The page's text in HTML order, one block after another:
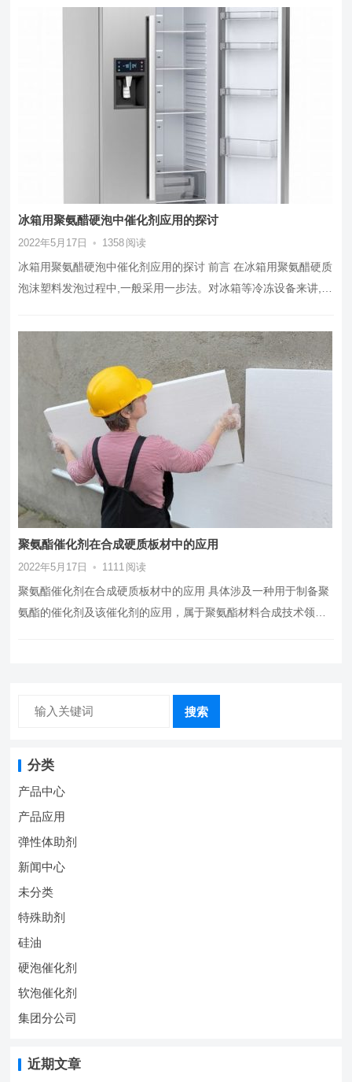
冰箱用聚氨醋硬泡中催化剂应用的探讨
2022年5月17日 • 1358 阅读
冰箱用聚氨醋硬泡中催化剂应用的探讨 前言 在冰箱用聚氨醋硬质
泡沫塑料发泡过程中,一般采用一步法。对冰箱等冷冻设备来讲,泡
聚氨酯催化剂在合成硬质板材中的应用
2022年5月17日 • 1111 阅读
聚氨酯催化剂在合成硬质板材中的应用 具体涉及一种用于制备聚
氨酯的催化剂及该催化剂的应用，属于聚氨酯材料合成技术领
搜索
分类
产品中心
产品应用
弹性体助剂
新闻中心
未分类
特殊助剂
硅油
硬泡催化剂
软泡催化剂
集团分公司
近期文章